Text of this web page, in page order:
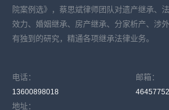
院案例选》，蔡思斌律师团队对遗产继承、
效力、婚姻继承、房产继承、分家析产、涉
有独到的研究，精通各项继承法律业务。
电话：
13600898018
邮箱：
地址：